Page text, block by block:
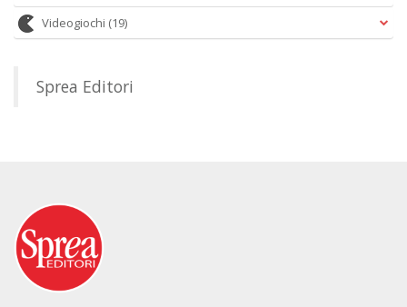
Videogiochi (19)
9/13 - 14/18 lun-ven